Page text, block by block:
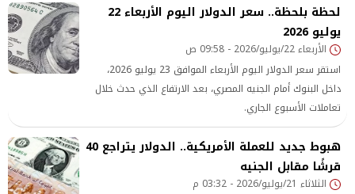
لحظة بلحظة.. سعر الدولار اليوم الأربعاء 22
يوليو 2026
الأربعاء 22/يوليو/2026 - 09:58 ص
استقر سعر الدولار اليوم الأربعاء الموافق 23 يوليو 2026،
داخل البنوك أمام الجنيه المصري، بعد الارتفاع الذي حدث خلال
تعاملات الأسبوع الجاري.
هبوط جديد للعملة الأمريكية.. الدولار يتراجع 40
قرشًا مقابل الجنيه
الثلاثاء 21/يوليو/2026 - 03:32 م